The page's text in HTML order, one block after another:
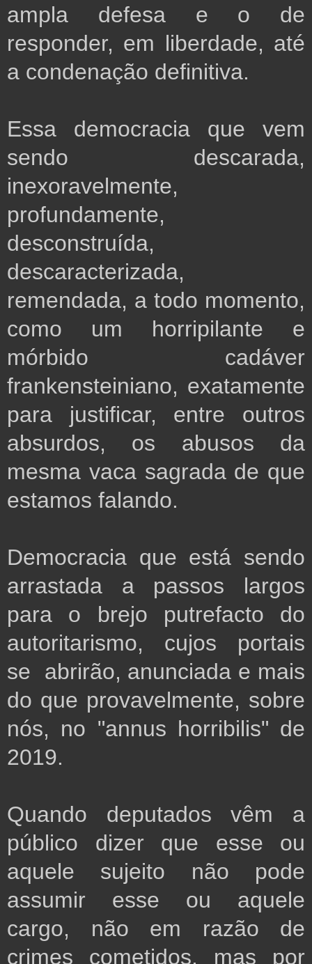
ampla defesa e o de
responder, em liberdade, até
a condenação definitiva.
Essa democracia que vem
sendo descarada,
inexoravelmente,
profundamente,
desconstruída,
descaracterizada,
remendada, a todo momento,
como um horripilante e
mórbido cadáver
frankensteiniano, exatamente
para justificar, entre outros
absurdos, os abusos da
mesma vaca sagrada de que
estamos falando.
Democracia que está sendo
arrastada a passos largos
para o brejo putrefacto do
autoritarismo, cujos portais
se abrirão, anunciada e mais
do que provavelmente, sobre
nós, no "annus horribilis" de
2019.
Quando deputados vêm a
público dizer que esse ou
aquele sujeito não pode
assumir esse ou aquele
cargo, não em razão de
crimes cometidos, mas por